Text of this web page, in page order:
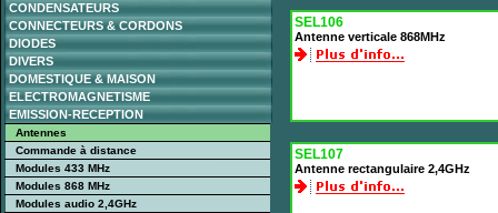
CONDENSATEURS
CONNECTEURS & CORDONS
DIODES
DIVERS
DOMESTIQUE & MAISON
ELECTROMAGNETISME
EMISSION-RECEPTION
Antennes
Commande à distance
Modules 433 MHz
Modules 868 MHz
Modules audio 2,4GHz
SEL106
Antenne verticale 868MHz
SEL107
Antenne rectangulaire 2,4GHz